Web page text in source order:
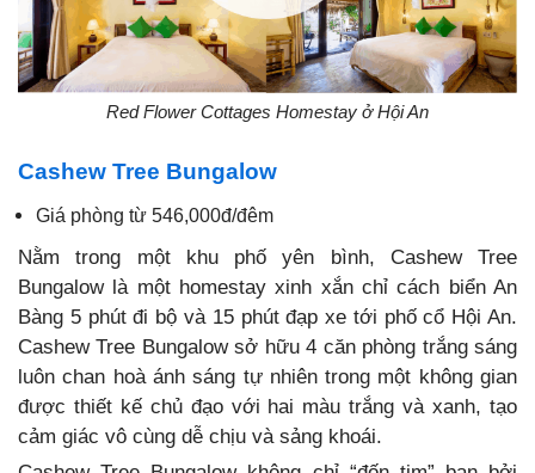
Red Flower Cottages Homestay ở Hội An
Cashew Tree Bungalow
Giá phòng từ 546,000đ/đêm
Nằm trong một khu phố yên bình, Cashew Tree
Bungalow là một homestay xinh xắn chỉ cách biển An
Bàng 5 phút đi bộ và 15 phút đạp xe tới phố cổ Hội An.
Cashew Tree Bungalow sở hữu 4 căn phòng trắng sáng
luôn chan hoà ánh sáng tự nhiên trong một không gian
được thiết kế chủ đạo với hai màu trắng và xanh, tạo
cảm giác vô cùng dễ chịu và sảng khoái.